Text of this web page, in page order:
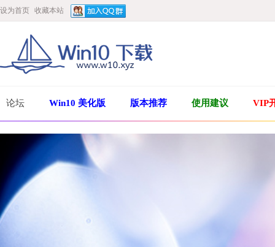
设为首页 收藏本站
论坛 Win10 美化版 版本推荐 使用建议 VIP